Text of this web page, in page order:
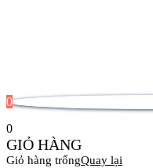
0
0
GIỎ HÀNG
Giỏ hàng trốngQuay lại